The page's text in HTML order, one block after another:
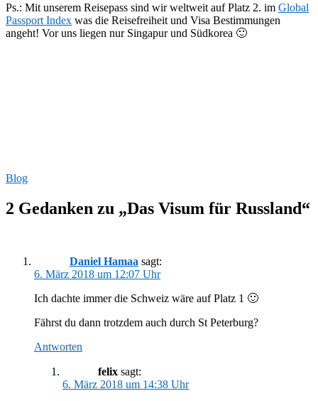
Ps.: Mit unserem Reisepass sind wir weltweit auf Platz 2. im Global
Passport Index was die Reisefreiheit und Visa Bestimmungen
angeht! Vor uns liegen nur Singapur und Südkorea 🙂
Blog
2 Gedanken zu „Das Visum für Russland“
Daniel Hamaa sagt:
6. März 2018 um 12:07 Uhr
Ich dachte immer die Schweiz wäre auf Platz 1 🙂
Fährst du dann trotzdem auch durch St Peterburg?
Antworten
felix sagt:
6. März 2018 um 14:38 Uhr